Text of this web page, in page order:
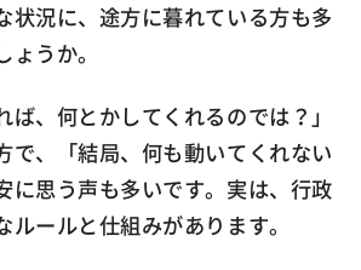
状況に、途方に暮れている方も多
うか。
ば、何とかしてくれるのでは？」
で、「結局、何も動いてくれない
思う声も多いです。実は、行政
ルールと仕組みがあります。